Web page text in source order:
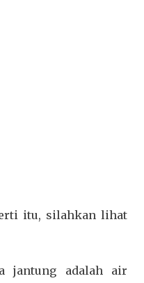
itu, silahkan lihat
jantung adalah air